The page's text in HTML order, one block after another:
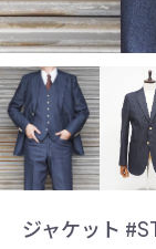
ジャケット